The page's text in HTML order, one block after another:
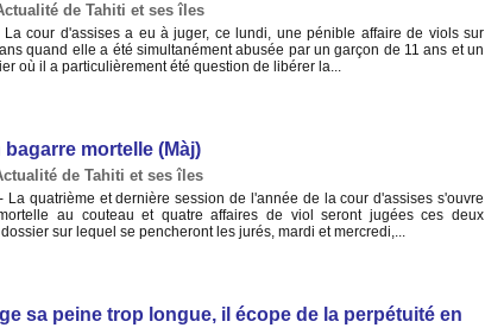
de Tahiti et ses îles
La cour d'assises a eu à juger, ce lundi, une pénible affaire de viols sur
quand elle a été simultanément abusée par un garçon de 11 ans et un
où il a particulièrement été question de libérer la...
mortelle (Màj)
de Tahiti et ses îles
La quatrième et dernière session de l'année de la cour d'assises s'ouvre
au couteau et quatre affaires de viol seront jugées ces deux
sur lequel se pencheront les jurés, mardi et mercredi,...
sa peine trop longue, il écope de la perpétuité en